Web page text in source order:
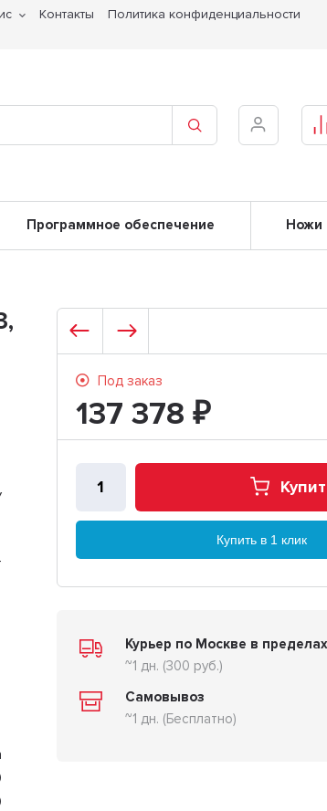
Контакты
Политика конфиденциальности
Программное обеспечение Ножи
Под заказ
137 378 ₽
Купить в 1 клик
Курьер по Москве в
~1 дн. (300 руб.)
Самовывоз
~1 дн. (Бесплатно)